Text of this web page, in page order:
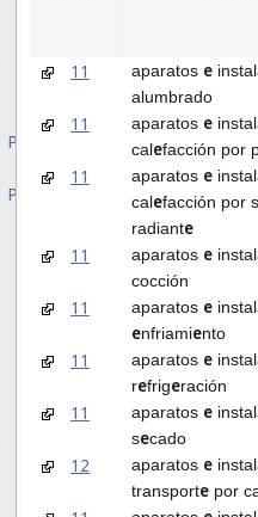
P W X Z
P W X
Z
11 aparatos e
alumbrado
11 aparatos e
calefacción por
11 aparatos e
calefacción por
radiante
11
aparatos e
cocción
11 aparatos e
enfriamiento
11 aparatos e
refrigeración
11 aparatos e
secado
12 aparatos e
transporte por